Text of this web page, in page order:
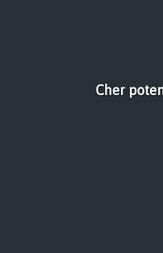
Cher